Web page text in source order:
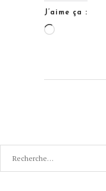
J’aime ça :
Chargement…
pour
: